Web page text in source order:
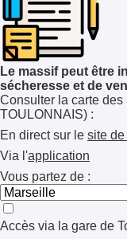
Le massif peut être
sécheresse et de
Consulter la carte
TOULONNAIS) :
En direct sur le site
Via l'application
Vous partez de :
Accès via la gare de